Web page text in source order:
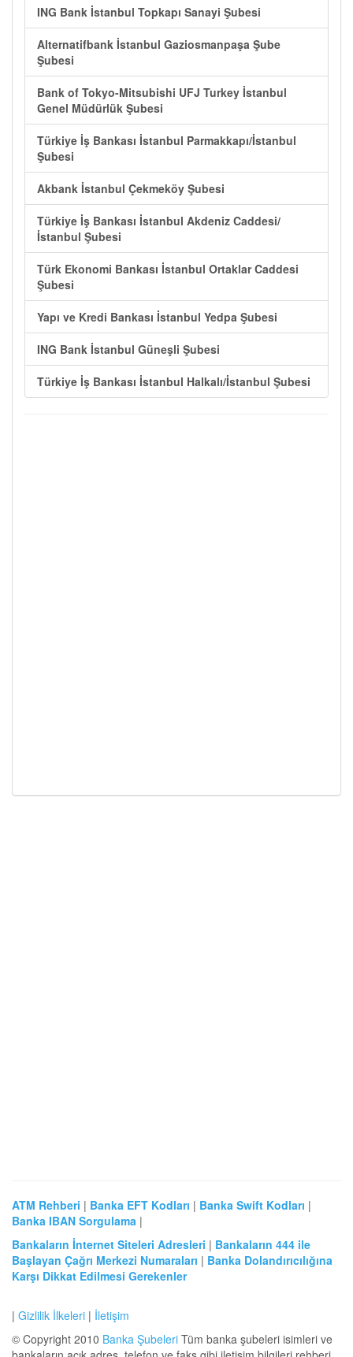
ING Bank İstanbul Topkapı Sanayi Şubesi
Alternatifbank İstanbul Gaziosmanpaşa Şube
Şubesi
Bank of Tokyo-Mitsubishi UFJ Turkey İstanbul
Genel Müdürlük Şubesi
Türkiye İş Bankası İstanbul Parmakkapı/İstanbul
Şubesi
Akbank İstanbul Çekmeköy Şubesi
Türkiye İş Bankası İstanbul Akdeniz Caddesi/
İstanbul Şubesi
Türk Ekonomi Bankası İstanbul Ortaklar Caddesi
Şubesi
Yapı ve Kredi Bankası İstanbul Yedpa Şubesi
ING Bank İstanbul Güneşli Şubesi
Türkiye İş Bankası İstanbul Halkalı/İstanbul Şubesi
ATM Rehberi | Banka EFT Kodları | Banka Swift Kodları |
Banka IBAN Sorgulama |
Bankaların İnternet Siteleri Adresleri | Bankaların 444 ile
Başlayan Çağrı Merkezi Numaraları | Banka Dolandırıcılığına
Karşı Dikkat Edilmesi Gerekenler
| Gizlilik İlkeleri | İletişim
© Copyright 2010 Banka Şubeleri Tüm banka şubeleri isimleri ve